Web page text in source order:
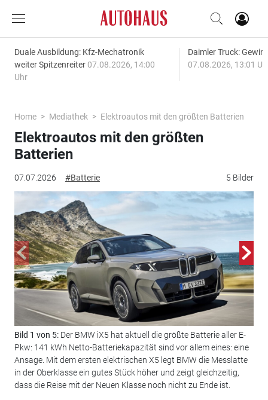
Duale Ausbildung: Kfz-Mechatronik
weiter Spitzenreiter 07.08.2026, 14:00
Uhr
Daimler Truck:
07.08.2026, 13:01
Home Mediathek Elektroautos mit den größten Batterien
07.07.2026 #Batterie 5 Bilder
Elektroautos mit den größten
Batterien
Bild 1 von 5: Der BMW iX5 hat aktuell die größte Batterie aller E-
Pkw: 141 kWh Netto-Batteriekapazität sind vor allem eines: eine
Ansage. Mit dem ersten elektrischen X5 legt BMW die Messlatte
in der Oberklasse ein gutes Stück höher und zeigt gleichzeitig,
dass die Reise mit der Neuen Klasse noch nicht zu Ende ist.